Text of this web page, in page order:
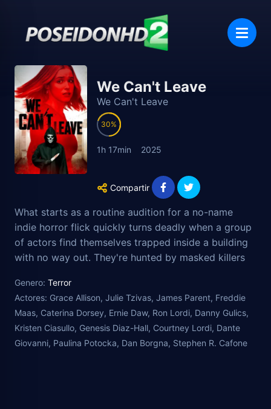
We Can't Leave
We Can't Leave
30
1h 17min 2025
Compartir
What starts as a routine audition for a no-name
indie horror flick quickly turns deadly when a group
of actors find themselves trapped inside a building
with no way out. They're hunted by masked killers
Genero: Terror
Actores: Grace Allison, Julie Tzivas, James Parent, Freddie
Maas, Caterina Dorsey, Ernie Daw, Ron Lordi, Danny Gulics,
Kristen Ciasullo, Genesis Diaz-Hall, Courtney Lordi, Dante
Giovanni, Paulina Potocka, Dan Borgna, Stephen R. Cafone